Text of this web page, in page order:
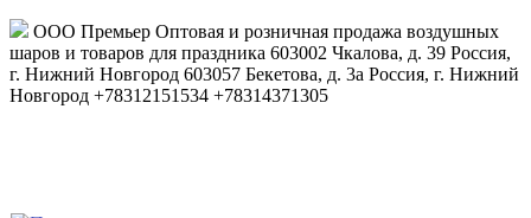
ООО Премьер Оптовая и розничная продажа воздушных
шаров и товаров для праздника 603002 Чкалова, д. 39 Россия,
г. Нижний Новгород 603057 Бекетова, д. 3а Россия, г. Нижний
Новгород +78312151534 +78314371305